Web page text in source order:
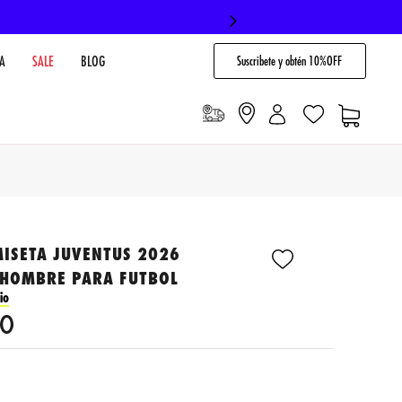
SALE BLOG Suscribete y obtén 10%OFF
JUVENTUS 2026
PARA FUTBOL